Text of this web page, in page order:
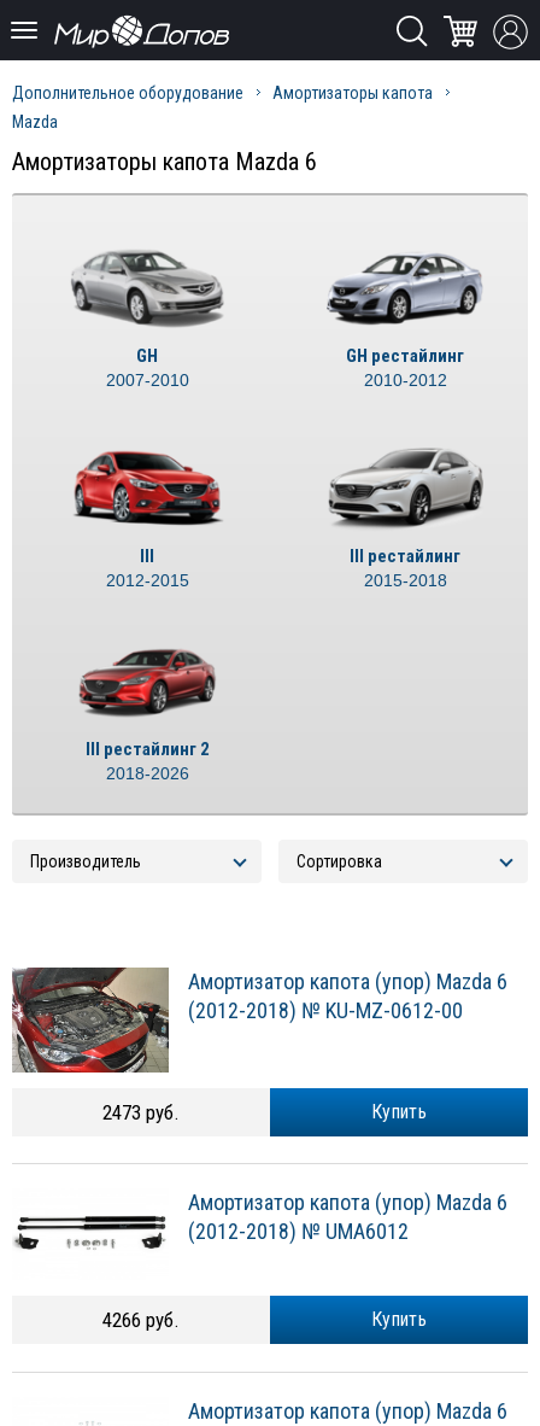
Дополнительное оборудование
Амортизаторы капота
Mazda
Амортизаторы капота Mazda 6
GH
2007-2010
GH рестайлинг
2010-2012
III
2012-2015
III рестайлинг
2015-2018
III рестайлинг 2
2018-2026
Амортизатор капота (упор) Mazda 6
(2012-2018) № KU-MZ-0612-00
Купить
2473 руб.
Амортизатор капота (упор) Mazda 6
(2012-2018) № UMA6012
Купить
4266 руб.
Амортизатор капота (упор) Mazda 6